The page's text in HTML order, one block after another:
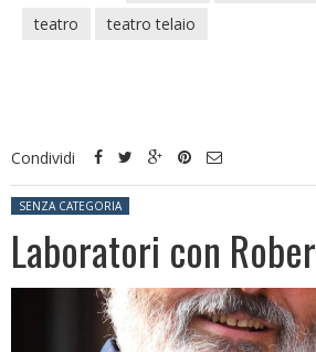
teatro
teatro telaio
Condividi
Posted in:
SENZA CATEGORIA
Laboratori con